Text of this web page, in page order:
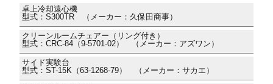
卓上冷却遠心機
型式：S300TR （メーカー：久保田商事）
クリーンルームチェアー（リング付き）
型式：CRC-84（9-5701-02） （メーカー：アズワン）
サイド実験台
型式：ST-15K（63-1268-79） （メーカー：サカエ）